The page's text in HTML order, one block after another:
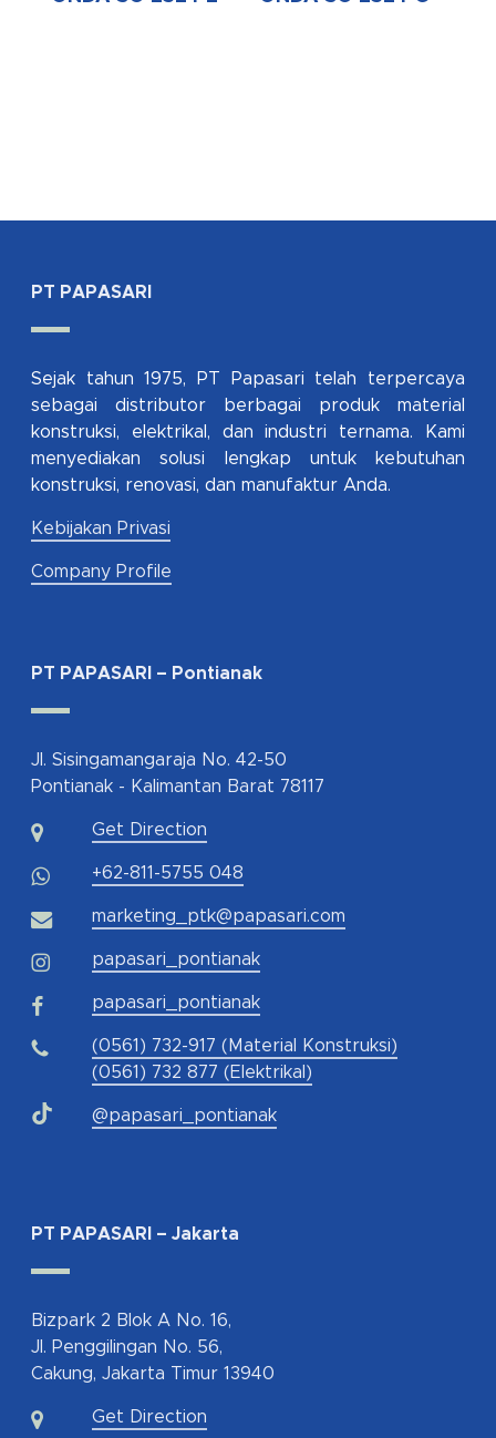
PT PAPASARI
Sejak tahun 1975, PT Papasari telah terpercaya
sebagai distributor berbagai produk material
konstruksi, elektrikal, dan industri ternama. Kami
menyediakan solusi lengkap untuk kebutuhan
konstruksi, renovasi, dan manufaktur Anda.
Kebijakan Privasi
Company Profile
PT PAPASARI – Pontianak
Jl. Sisingamangaraja No. 42-50
Pontianak - Kalimantan Barat 78117
Get Direction
+62-811-5755 048
marketing_ptk@papasari.com
papasari_pontianak
papasari_pontianak
(0561) 732-917 (Material Konstruksi)
(0561) 732 877 (Elektrikal)
@papasari_pontianak
PT PAPASARI – Jakarta
Bizpark 2 Blok A No. 16,
Jl. Penggilingan No. 56,
Cakung, Jakarta Timur 13940
Get Direction